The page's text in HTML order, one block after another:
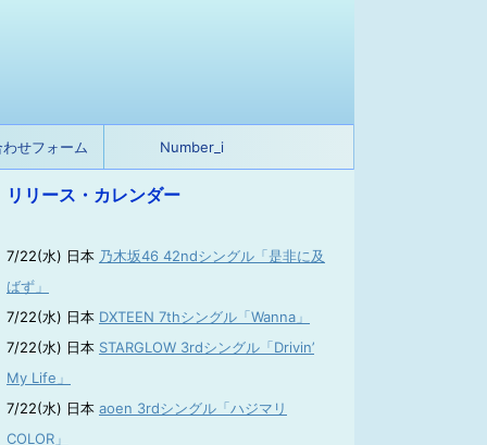
せフォーム Number_i
リリース・カレンダー
7/22(水) 日本 乃木坂46 42ndシングル「是非に及
ばず」
7/22(水) 日本 DXTEEN 7thシングル「Wanna」
7/22(水) 日本 STARGLOW 3rdシングル「Drivin’
My Life」
7/22(水) 日本 aoen 3rdシングル「ハジマリ
COLOR」